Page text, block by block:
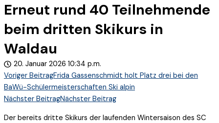
Erneut rund 40 Teilnehmende
beim dritten Skikurs in
Waldau
20. Januar 2026 10:34 p.m.
Voriger BeitragFrida Gassenschmidt holt Platz drei bei den
BaWü-Schülermeisterschaften Ski alpin
Nächster BeitragNächster Beitrag
Der bereits dritte Skikurs der laufenden Wintersaison des SC